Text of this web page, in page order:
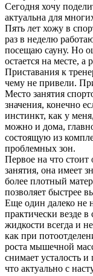
Сегодня хочу
актуальна для
Пять лет хожу в
раз в неделю
посещаю сауну. Но
остается на месте,
Приставания к
чему не привели.
Место занятия
значения, конечно
инстинкт, как у
можно и дома,
состоящую из
проблемных зон.
Первое на что стоит
занятия, она имеет
более плотный
позволяет быстрее
Еще один далеко не
практически везде в
жидкости всегда и
как при
роста мышечной
снимает усталость
что актуально с